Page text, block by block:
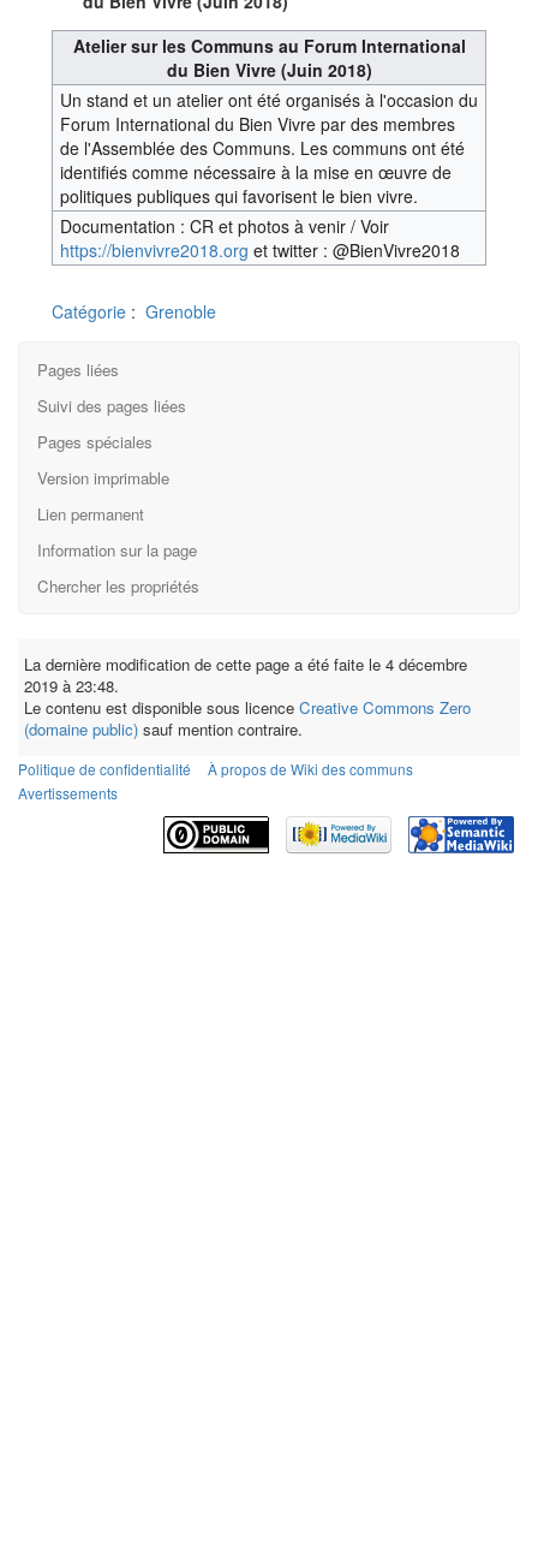
Atelier sur les Communs au Forum International
du Bien Vivre (Juin 2018)
Un stand et un atelier ont été organisés à l'occasion du
Forum International du Bien Vivre par des membres
de l'Assemblée des Communs. Les communs ont été
identifiés comme nécessaire à la mise en œuvre de
politiques publiques qui favorisent le bien vivre.
Documentation : CR et photos à venir / Voir
https://bienvivre2018.org et twitter : @BienVivre2018
Catégorie : Grenoble
Pages liées
Suivi des pages liées
Pages spéciales
Version imprimable
Lien permanent
Information sur la page
Chercher les propriétés
La dernière modification de cette page a été faite le 4 décembre
2019 à 23:48.
Le contenu est disponible sous licence Creative Commons Zero
(domaine public) sauf mention contraire.
Politique de confidentialité
À propos de Wiki des communs
Avertissements